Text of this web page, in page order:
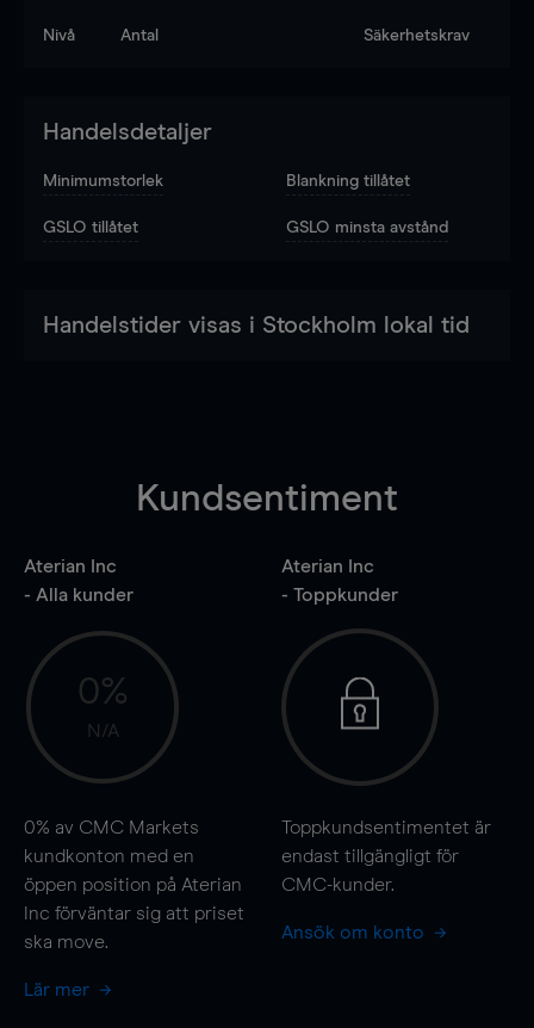
Nivå Antal Säkerhetskrav
Handelsdetaljer
Minimumstorlek Blankning tillåtet
GSLO tillåtet GSLO minsta avstånd
Handelstider visas i Stockholm lokal tid
Kundsentiment
Aterian Inc
- Alla kunder
0%
N/A
0% av CMC Markets
kundkonton med en
öppen position på Aterian
Inc förväntar sig att priset
ska move.
Lär mer
Aterian Inc
- Toppkunder
Toppkundsentimentet är
endast tillgängligt för
CMC-kunder.
Ansök om konto